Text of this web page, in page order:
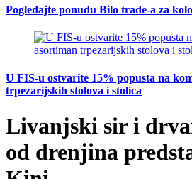
Pogledajte ponudu Bilo trade-a za
U FIS-u ostvarite 15% popusta na
trpezarijskih stolova i stolica
Livanjski sir i
od drenjina